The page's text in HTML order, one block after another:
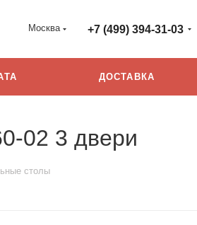
Москва +7 (499) 394-31-03
ДОСТАВКА
02 3 двери
столы